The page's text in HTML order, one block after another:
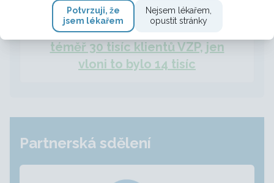
Screening rakoviny plic
absolvovalo od jeho spuštění
téměř 30 tisíc klientů VZP, jen
vloni to bylo 14 tisíc
Partnerská sdělení
Potvrzuji, že
jsem lékařem
Nejsem lékařem,
opustit stránky